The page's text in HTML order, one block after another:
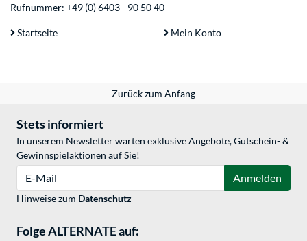
Rufnummer: +49 (0) 6403 - 90 50 40
Startseite Mein Konto
Zurück zum Anfang
Stets informiert
In unserem Newsletter warten exklusive Angebote, Gutschein- &
Gewinnspielaktionen auf Sie!
Anmelden
Hinweise zum Datenschutz
Folge ALTERNATE auf: